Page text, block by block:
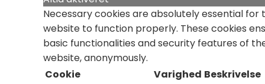
Necessary cookies are absolutely essential for
website to function properly. These cookies
basic functionalities and security features of
website, anonymously.
Cookie
Varighed Beskrivelse